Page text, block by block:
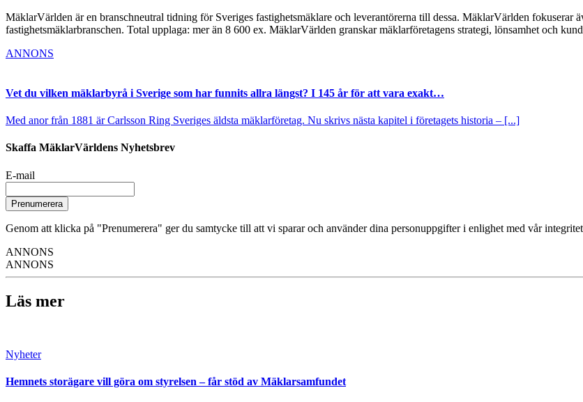
MäklarVärlden är en branschneutral tidning för Sveriges fastighetsmäklare och leverantörerna till dessa. MäklarVärlden fokuserar
fastighetsmäklarbranschen. Total upplaga: mer än 8 600 ex. MäklarVärlden granskar mäklarföretagens strategi, lönsamhet och
ANNONS
Vet du vilken mäklarbyrå i Sverige som har funnits allra längst? I 145 år för att vara exakt…
Med anor från 1881 är Carlsson Ring Sveriges äldsta mäklarföretag. Nu skrivs nästa kapitel i företagets historia – [...]
Skaffa MäklarVärldens Nyhetsbrev
E-mail
Prenumerera
Genom att klicka på "Prenumerera" ger du samtycke till att vi sparar och använder dina personuppgifter i enlighet med vår
ANNONS
ANNONS
Läs mer
Nyheter
Hemnets storägare vill göra om styrelsen – får stöd av Mäklarsamfundet